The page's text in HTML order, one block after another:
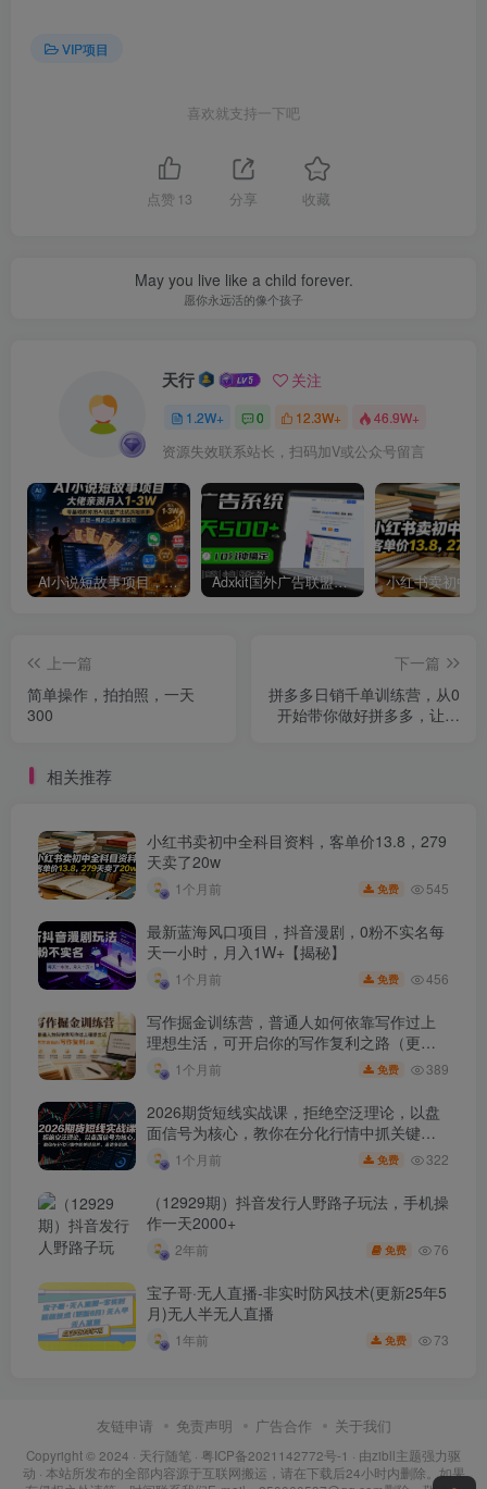
VIP项目
喜欢就支持一下吧
点赞 13 分享 收藏
anything that adds laughter and joy to your life.
不要延迟任何可以给你的生活带来欢笑与快乐的事情
天行 关注
1.2W+ 0 12.3W+ 46.9W+
资源失效联系站长，扫码加V或公众号留言
AI小说短故事项目，大佬亲测月入1-3W，零基础教你用AI批量产出优质短故事，实现一稿多吃多渠道变现 Adxkit国外广告联盟系统，一天上500+广告，让你的投放更加高效简单！
上一篇
简单操作，拍拍照，一天
300
下一篇
拼多多日销千单训练营，从0
开始带你做好拼多多，让日
相关推荐
小红书卖初中全科目资料，客单价13.8，279
天卖了20w
1个月前 免费 545
最新蓝海风口项目，抖音漫剧，0粉不实名每
天一小时，月入1W+【揭秘】
1个月前 免费 456
写作掘金训练营，普通人如何依靠写作过上
理想生活，可开启你的写作复利之路（更新6
月） 1个月前 免费 389
2026期货短线实战课，拒绝空泛理论，以盘
面信号为核心，教你在分化行情中抓关键品
种、避诱多陷阱
1个月前 免费 322
（12929期）抖音发行人野路子玩法，手机操
作一天2000+
2年前 免费 76
宝子哥·无人直播-非实时防风技术(更新25年5
月)无人半无人直播
1年前 免费 73
友链申请 免责声明 广告合作 关于我们
Copyright © 2024 · 天行随笔 · 粤ICP备2021142772号-1 · 由zibll主题强力驱
动 · 本站所发布的全部内容源于互联网搬运，请在下载后24小时内删除。如果